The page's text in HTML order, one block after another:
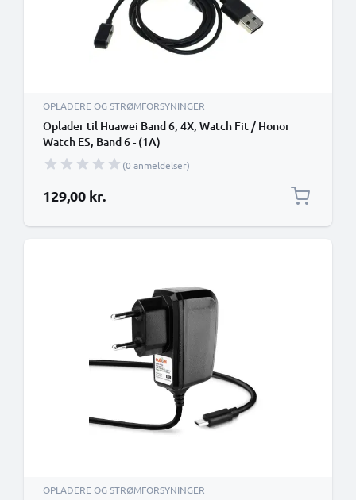
OPLADERE OG STRØMFORSYNINGER
Oplader til Huawei Band 6, 4X, Watch Fit / Honor
Watch ES, Band 6 - (1A)
(0 anmeldelser)
129,00 kr.
OPLADERE OG STRØMFORSYNINGER